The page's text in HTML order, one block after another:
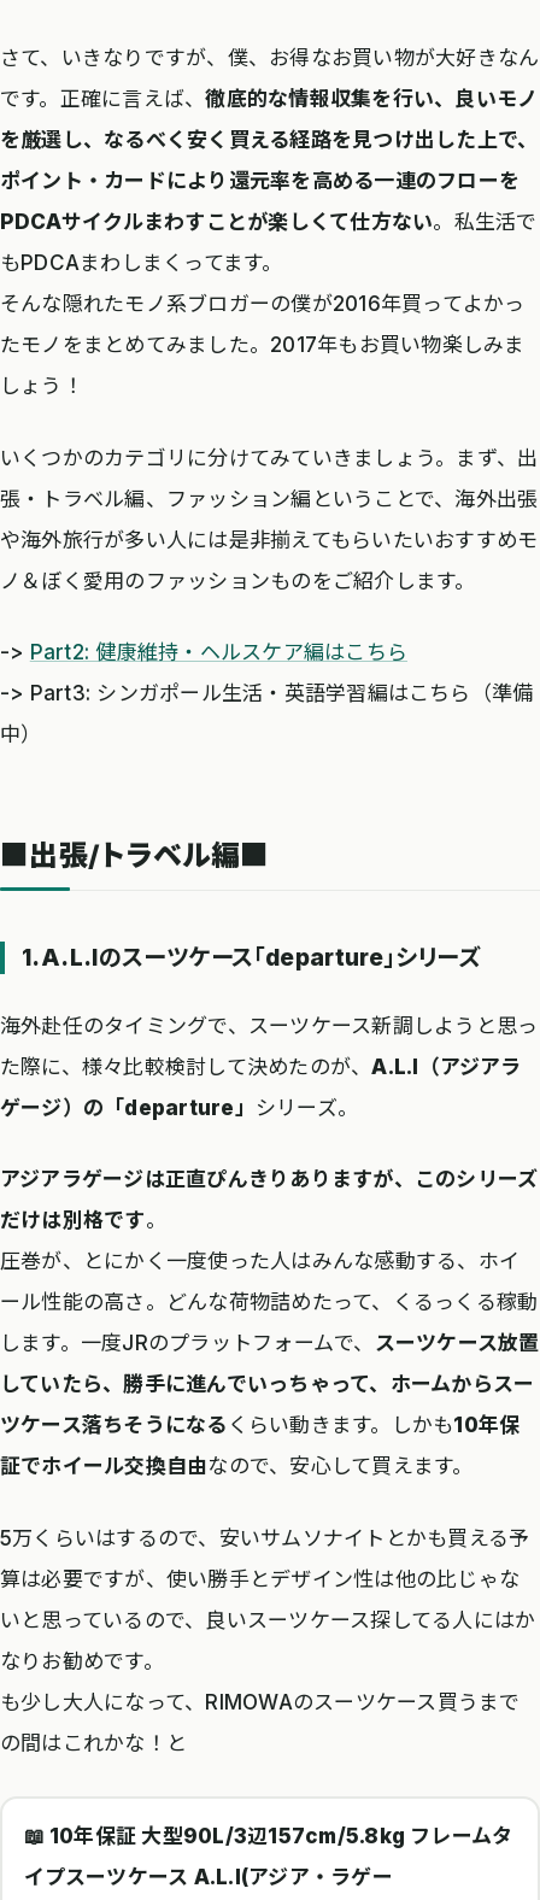
さて、いきなりですが、僕、お得なお買い物が大好きなん
です。正確に言えば、徹底的な情報収集を行い、良いモノ
を厳選し、なるべく安く買える経路を見つけ出した上で、
ポイント・カードにより還元率を高める一連のフローを
PDCAサイクルまわすことが楽しくて仕方ない。私生活で
もPDCAまわしまくってます。
そんな隠れたモノ系ブロガーの僕が2016年買ってよかっ
たモノをまとめてみました。2017年もお買い物楽しみま
しょう！
いくつかのカテゴリに分けてみていきましょう。まず、出
張・トラベル編、ファッション編ということで、海外出張
や海外旅行が多い人には是非揃えてもらいたいおすすめモ
ノ＆ぼく愛用のファッションものをご紹介します。
-> Part2: 健康維持・ヘルスケア編はこちら
-> Part3: シンガポール生活・英語学習編はこちら（準備
中）
■出張/トラベル編■
1.A.L.Iのスーツケース「departure」シリーズ
海外赴任のタイミングで、スーツケース新調しようと思っ
た際に、様々比較検討して決めたのが、A.L.I（アジアラ
ゲージ）の「departure」
シリーズ。
アジアラゲージは正直ぴんきりありますが、このシリーズ
だけは別格です。
圧巻が、とにかく一度使った人はみんな感動する、ホイ
ール性能の高さ。どんな荷物詰めたって、くるっくる稼動
します。一度JRのプラットフォームで、 スーツケース放置
していたら、勝手に進んでいっちゃって、ホームからスー
ツケース落ちそうになる くらい動きます。しかも10年保
証でホイール交換自由なので、安心して買えます。
5万くらいはするので、安いサムソナイトとかも買える予
算は必要ですが、使い勝手とデザイン性は他の比じゃな
いと思っているので、良いスーツケース探してる人にはか
なりお勧めです。
も少し大人になって、RIMOWAのスーツケース買うまで
の間はこれかな！と
📖 10年保証 大型90L/3辺157cm/5.8kg フレームタ
イプスーツケース A.L.I(アジア・ラゲー